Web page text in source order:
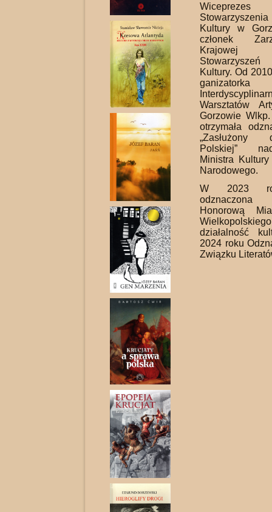
Wiceprezes
Kultury w
członek
Krajowej
Kultury. Od
ganizatorka
Warsztatów
Gorzowie
otrzymała
Polskiej”
Ministra
Narodowego.
W 2023
Honorową
działalność
2024 roku
Związku